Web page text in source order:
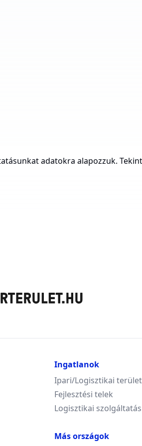
adatokra alapozzuk.
Ingatlanok
Ipari/Logisztikai terület
Fejlesztési telek
Logisztikai szolgáltatás
Más országok